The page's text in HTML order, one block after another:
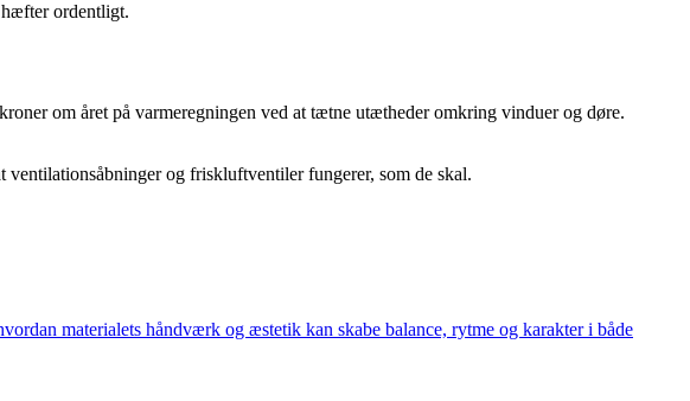
hæfter ordentligt.
om året på varmeregningen ved at tætne utætheder omkring vinduer og døre.
og friskluftventiler fungerer, som de skal.
materialets håndværk og æstetik kan skabe balance, rytme og karakter i både